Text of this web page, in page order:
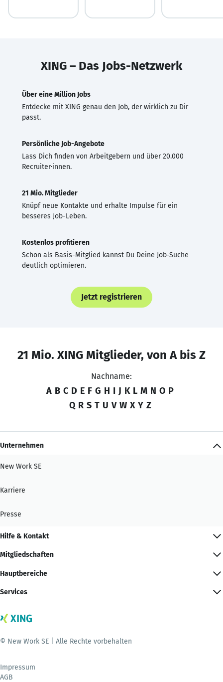
XING – Das Jobs-Netzwerk
Über eine Million Jobs
Entdecke mit XING genau den Job, der wirklich zu Dir
passt.
Persönliche Job-Angebote
Lass Dich finden von Arbeitgebern und über 20.000
Recruiter·innen.
21 Mio. Mitglieder
Knüpf neue Kontakte und erhalte Impulse für ein
besseres Job-Leben.
Kostenlos profitieren
Schon als Basis-Mitglied kannst Du Deine Job-Suche
deutlich optimieren.
Jetzt registrieren
21 Mio. XING Mitglieder, von A bis Z
Nachname:
A B C D E F G H I J K L M N O P
Q R S T U V W X Y Z
Unternehmen
New Work SE
Karriere
Presse
Hilfe & Kontakt
Mitgliedschaften
Hauptbereiche
Services
© New Work SE | Alle Rechte vorbehalten
Impressum
AGB